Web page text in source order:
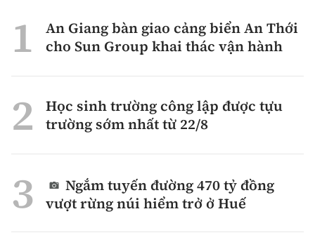
An Giang bàn giao cảng biển An Thới
cho Sun Group khai thác vận hành
Học sinh trường công lập được tựu
trường sớm nhất từ 22/8
Ngắm tuyến đường 470 tỷ đồng
vượt rừng núi hiểm trở ở Huế